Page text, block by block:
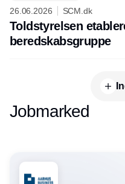
26.06.2026 SCM.dk
Toldstyrelsen
beredskabsgruppe
Jobmarked